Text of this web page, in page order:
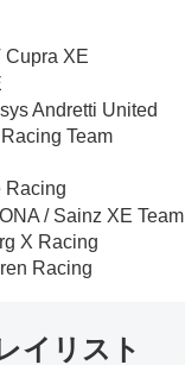
Cupra XE
Andretti United
Team
Racing
/ Sainz XE Team
X Racing
Racing
イリスト